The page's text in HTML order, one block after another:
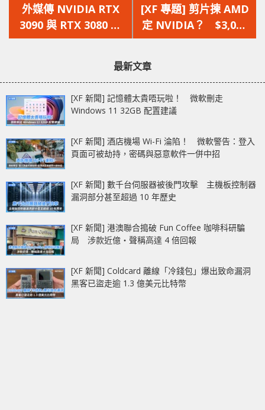
一
篇
文
外媒傳 NVIDIA RTX
3090 與 RTX 3080 分
別搭載 24GB 與 10GB
一
篇
文
[XF 專題] 剪片揀 AMD
定 NVIDIA？ $3,000
顯示卡大對決
最新文章
[XF 新聞] 記憶體太貴唔玩啦！ 微軟刪走
Windows 11 32GB 配置建議
[XF 新聞] 酒店機場 Wi-Fi 淪陷！ 微軟警告：登入
頁面可被劫持，密碼與惡意軟件一併中招
[XF 新聞] 數千台伺服器被後門攻擊 主機板控制器
漏洞部分甚至超過 10 年歷史
[XF 新聞] 港澳聯合搗破 Fun Coffee 咖啡科研騙
局 涉款近億‧聲稱高達 4 倍回報
[XF 新聞] Coldcard 離線「冷錢包」爆出致命漏洞
黑客已盜走逾 1.3 億美元比特幣